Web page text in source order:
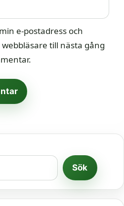
e-postadress och
till nästa gång
Sök